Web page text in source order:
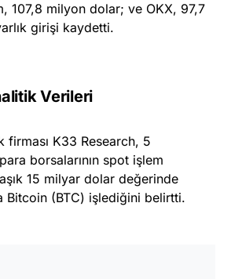
107,8 milyon dolar; ve OKX, 97,7
girişi kaydetti.
Verileri
firması K33 Research, 5
borsalarının spot işlem
15 milyar dolar değerinde
Bitcoin (BTC) işlediğini belirtti.